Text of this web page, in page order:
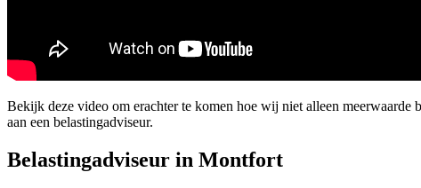
Bekijk deze video om erachter te komen hoe wij niet alleen
aan een belastingadviseur.
Belastingadviseur in Montfort